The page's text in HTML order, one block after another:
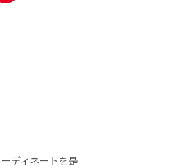
ディネートを是